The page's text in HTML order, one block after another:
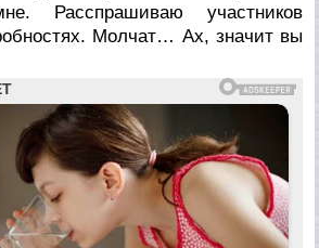
Расспрашиваю участников
Молчат… Ах, значит вы